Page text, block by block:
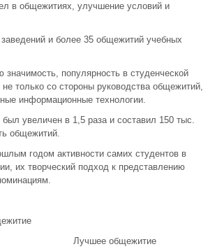
в общежитиях, улучшение условий и
и более 35 общежитий учебных
популярность в студенческой
только со стороны руководства общежитий,
информационные технологии.
увеличен в 1,5 раза и составил 150 тыс.
общежитий.
годом активности самих студентов в
их творческий подход к представлению
Лучшее общежитие